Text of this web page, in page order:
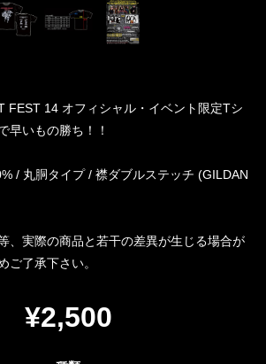
FEST 14 オフィシャル・イベント限定Tシ
早いもの勝ち！！
/ 丸胴タイプ / 襟ダブルステッチ (GILDAN
、実際の商品と若干の差異が生じる場合が
ご了承下さい。
¥2,500